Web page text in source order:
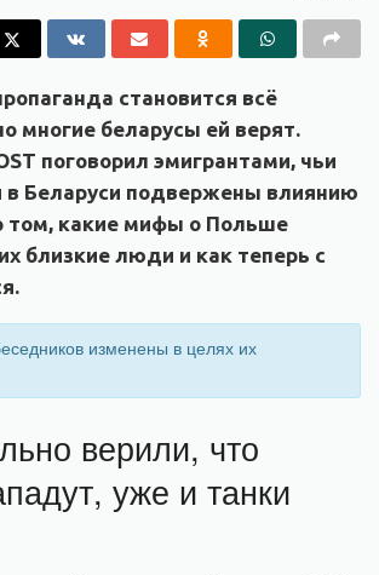
становится всё
многие беларусы ей верят.
поговорил эмигрантами, чьи
в Беларуси подвержены влиянию
том, какие мифы о Польше
близкие люди и как теперь с
изменены в целях их
верили, что
уже и танки